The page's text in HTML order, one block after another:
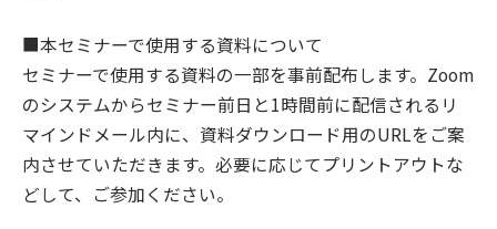
■本セミナーで使用する資料について
セミナーで使用する資料の一部を事前配布します。Zoom
のシステムからセミナー前日と1時間前に配信されるリ
マインドメール内に、資料ダウンロード用のURLをご案
内させていただきます。必要に応じてプリントアウトな
どして、ご参加ください。